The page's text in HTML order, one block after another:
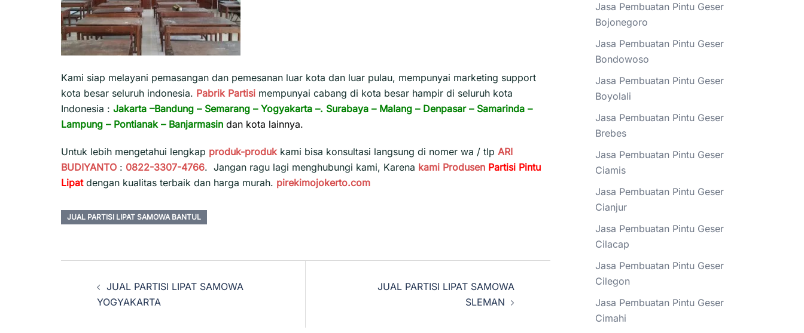
Kami siap melayani pemasangan dan pemesanan luar kota dan luar pulau, mempunyai marketing support
kota besar seluruh indonesia. Pabrik Partisi mempunyai cabang di kota besar hampir di seluruh kota
Indonesia : Jakarta –Bandung – Semarang – Yogyakarta –. Surabaya – Malang – Denpasar– Samarinda –
Lampung – Pontianak – Banjarmasin dan kota lainnya.
Untuk lebih mengetahui lengkap produk-produk kami bisa konsultasi langsung di nomer wa / tlp ARI
BUDIYANTO : 0822-3307-4766. Jangan ragu lagi menghubungi kami, Karena kami Produsen Partisi Pintu
Lipat dengan kualitas terbaik dan harga murah. pirekimojokerto.com
JUAL PARTISI LIPAT SAMOWA BANTUL
Navigasi
Tulisan
JUAL PARTISI LIPAT SAMOWA
YOGYAKARTA
JUAL PARTISI LIPAT SAMOWA
SLEMAN
Jasa Pembuatan Pintu Geser
Bojonegoro
Jasa Pembuatan Pintu Geser
Bondowoso
Jasa Pembuatan Pintu Geser
Boyolali
Jasa Pembuatan Pintu Geser
Brebes
Jasa Pembuatan Pintu Geser
Ciamis
Jasa Pembuatan Pintu Geser
Cianjur
Jasa Pembuatan Pintu Geser
Cilacap
Jasa Pembuatan Pintu Geser
Cilegon
Jasa Pembuatan Pintu Geser
Cimahi